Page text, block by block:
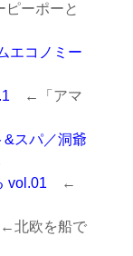
ーポーと
エコノミー
←「アマ
スパ／洞爺
vol.01 ←
欧を船で